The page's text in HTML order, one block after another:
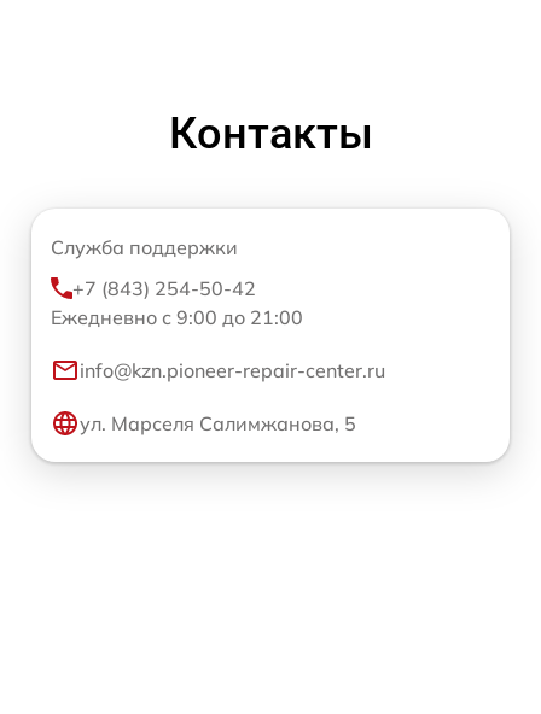
Контакты
Служба поддержки
+7 (843) 254-50-42
Ежедневно с 9:00 до 21:00
info@kzn.pioneer-repair-center.ru
ул. Марселя Салимжанова, 5